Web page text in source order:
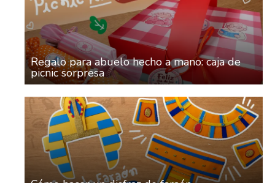
Regalo para abuelo hecho a mano: caja de
picnic sorpresa